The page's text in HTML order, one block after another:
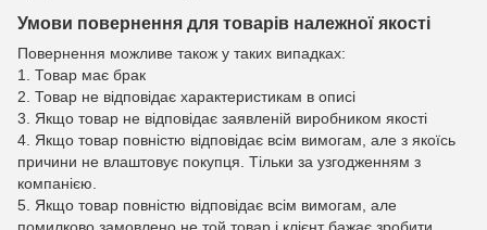
Умови повернення для товарів належної якості
Повернення можливе також у таких випадках:
1. Товар має брак
2. Товар не відповідає характеристикам в описі
3. Якщо товар не відповідає заявленій виробником якості
4. Якщо товар повністю відповідає всім вимогам, але з якоїсь
причини не влаштовує покупця. Тільки за узгодженням з
компанією.
5. Якщо товар повністю відповідає всім вимогам, але